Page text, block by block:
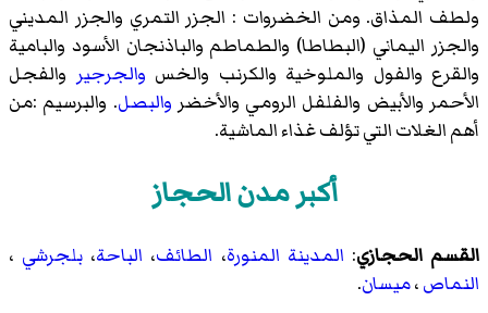
ولطف المذاق. ومن الخضروات : الجزر التمري والجزر المديني
والجزر اليماني (البطاطا) والطماطم والباذنجان الأسود والبامية
والقرع والفول والملوخية والكرنب والخس والجرجير والفجل
الأحمر والأبيض والفلفل الرومي والأخضر والبصل. والبرسيم :من
أهم الغلات التي تؤلف غذاء الماشية.
أكبر مدن الحجاز
القسم الحجازي: المدينة المنورة، الطائف، الباحة، بلجرشي ،
النماص،ميسان.